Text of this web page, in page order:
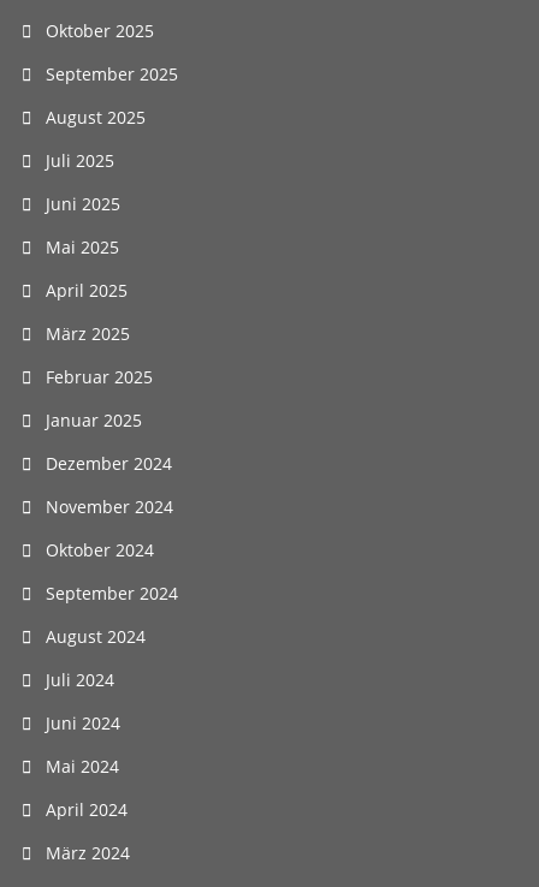
Oktober 2025
September 2025
August 2025
Juli 2025
Juni 2025
Mai 2025
April 2025
März 2025
Februar 2025
Januar 2025
Dezember 2024
November 2024
Oktober 2024
September 2024
August 2024
Juli 2024
Juni 2024
Mai 2024
April 2024
März 2024